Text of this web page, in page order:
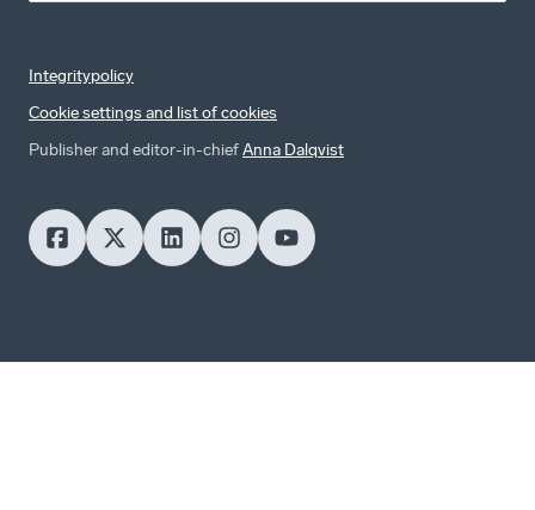
Integritypolicy
Cookie settings and list of cookies
Publisher and editor-in-chiefAnna Dalqvist